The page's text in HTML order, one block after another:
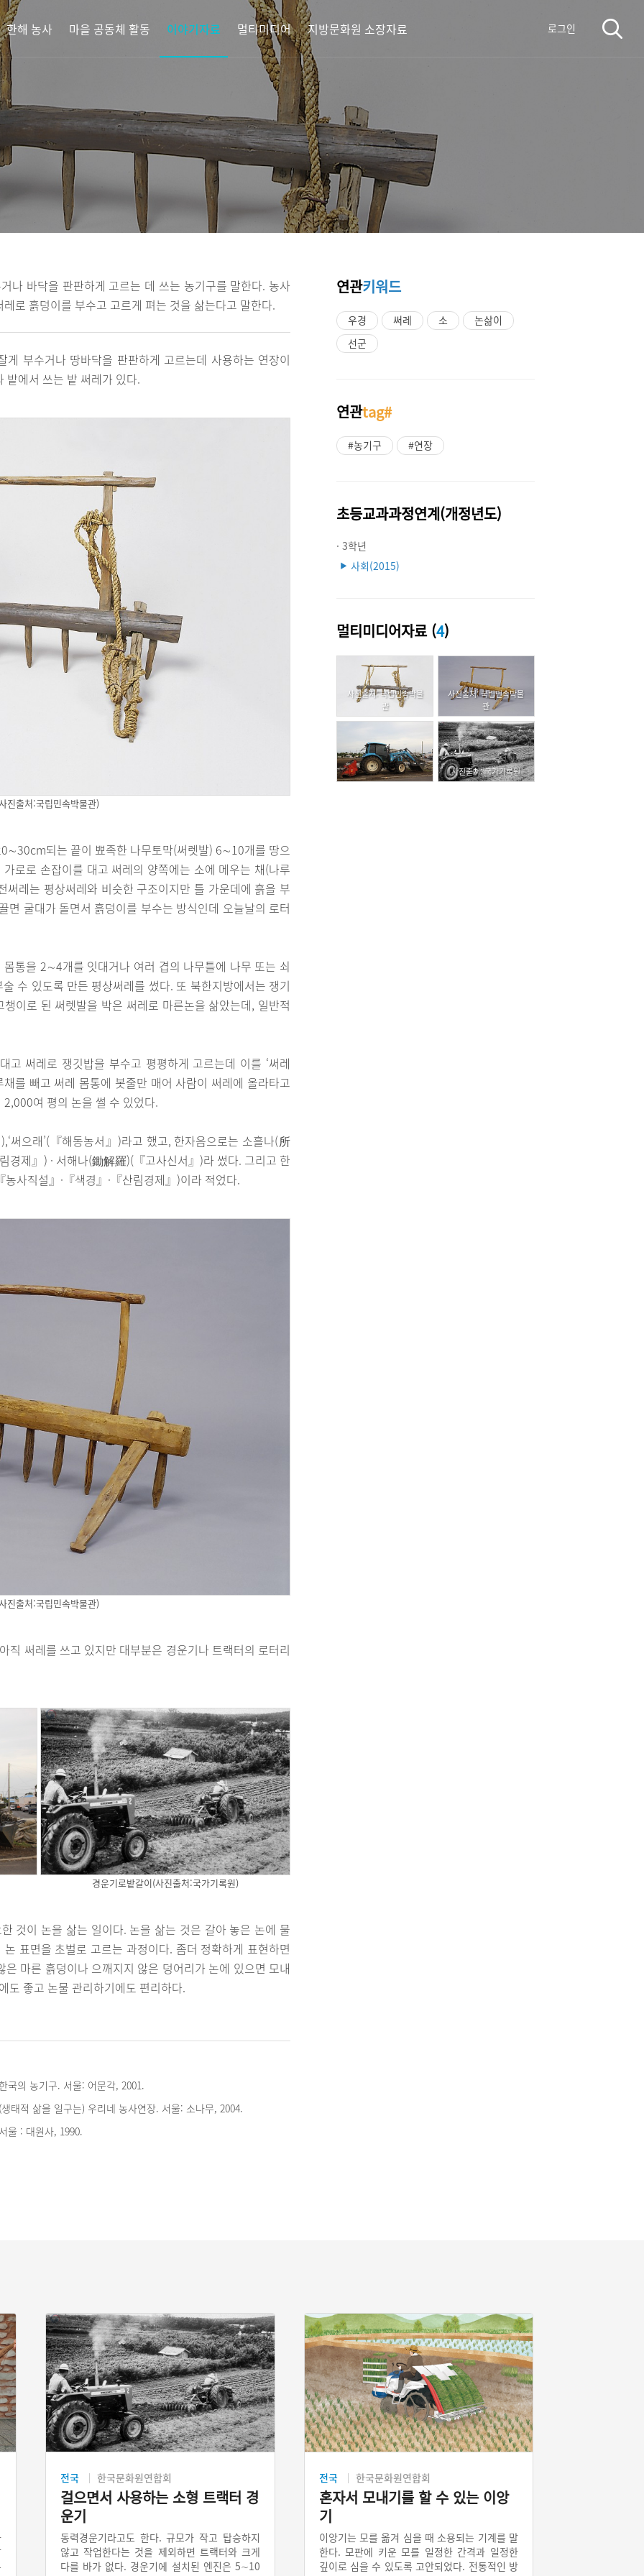
한해 농사 마을 공동체 활동 이야기자료 멀티미디어 지방문화원 소장자료 로그인
나 바닥을 판판하게 고르는 데 쓰는 농기구를 말한다. 농사
로 흙덩이를 부수고 고르게 펴는 것을 삶는다고 말한다.
부수거나 땅바닥을 판판하게 고르는데 사용하는 연장이
밭에서 쓰는 밭 써레가 있다.
진출처:국립민속박물관)
되는 끝이 뾰족한 나무토막(써렛발) 6∼10개를 땅으
로로 손잡이를 대고 써레의 양쪽에는 소에 메우는 채(나루
레는 평상써레와 비슷한 구조이지만 틀 가운데에 흙을 부
면 굴대가 돌면서 흙덩이를 부수는 방식인데 오늘날의 로터
통을 2∼4개를 잇대거나 여러 겹의 나무틀에 나무 또는 쇠
수 있도록 만든 평상써레를 썼다. 또 북한지방에서는 쟁기
이로 된 써렛발을 박은 써레로 마른논을 삶았는데, 일반적
써레로 쟁깃밥을 부수고 평평하게 고르는데 이를 ‘써레
를 빼고 써레 몸통에 봇줄만 매어 사람이 써레에 올라타고
여 평의 논을 썰 수 있었다.
써으래’(『해동농서』)라고 했고, 한자음으로는 소흘나(所
경제』) · 서해나(鋤解羅)(『고사신서』)라 썼다. 그리고 한
사직설』·『색경』·『산림경제』)이라 적었다.
진출처:국립민속박물관)
직 써레를 쓰고 있지만 대부분은 경운기나 트랙터의 로터리
경운기로밭갈이(사진출처:국가기록원)
것이 논을 삶는 일이다. 논을 삶는 것은 갈아 놓은 논에 물
표면을 초벌로 고르는 과정이다. 좀더 정확하게 표현하면
마른 흙덩이나 으깨지지 않은 덩어리가 논에 있으면 모내
도 좋고 논물 관리하기에도 편리하다.
국의 농기구. 서울: 어문각, 2001.
태적 삶을 일구는) 우리네 농사연장. 서울: 소나무, 2004.
울 : 대원사, 1990.
연관키워드
우경 써레 소
논삶이
선군
연관tag#
#농기구 #연장
초등교과과정연계(개정년도)
· 3학년
▶ 사회(2015)
멀티미디어자료 (4)
사진출처: 국립민속박물
관
사진출처: 국립민속박물
관
사진출처: 국가기록원
전국 한국문화원연합회
걸으면서 사용하는 소형 트랙터 경
운기
동력경운기라고도 한다. 규모가 작고 탑승하지
않고 작업한다는 것을 제외하면 트랙터와 크게
다를 바가 없다. 경운기에 설치된 엔진은 5∼10
전국 한국문화원연합회
혼자서 모내기를 할 수 있는 이앙
기
이앙기는 모를 옮겨 심을 때 소용되는 기계를 말
한다. 모판에 키운 모를 일정한 간격과 일정한
깊이로 심을 수 있도록 고안되었다. 전통적인 방